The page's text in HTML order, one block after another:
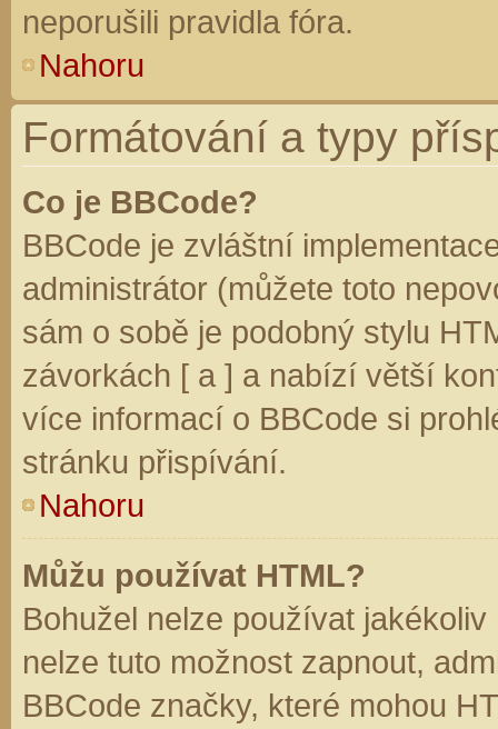
neporušili pravidla fóra.
Nahoru
Formátování a typy
Co je BBCode?
BBCode je zvláštní
administrátor (můžete toto
sám o sobě je podobný stylu
závorkách [ a ] a nabízí větší
více informací o BBCode si
stránku přispívání.
Nahoru
Můžu používat HTML?
Bohužel nelze používat
nelze tuto možnost zapnout,
BBCode značky, které mohou